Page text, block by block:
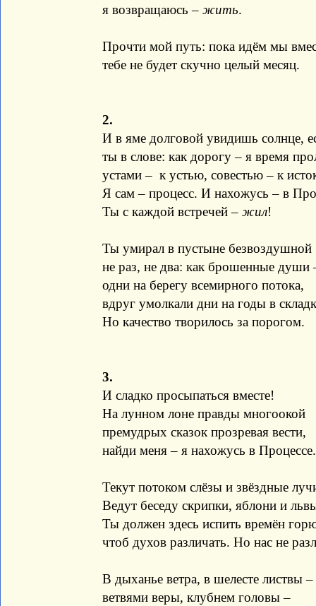
я возвращаюсь – жить.
Прочти мой путь: пока идём мы
тебе не будет скучно целый месяц.
2.
И в яме долговой увидишь солнце,
ты в слове: как дорогу – я время
устами – к устью, совестью – к
Я сам – процесс. И нахожусь – в
Ты с каждой встречей – жил!
Ты умирал в пустыне безвоздушной
не раз, не два: как брошенные души
одни на берегу всемирного потока,
вдруг умолкали дни на годы в
Но качество творилось за порогом.
3.
И сладко просыпаться вместе!
На лунном лоне правды многоокой
премудрых сказок прозревая вести,
найди меня – я нахожусь в Процессе.
Текут потоком слёзы и звёздные
Ведут беседу скрипки, яблони и
Ты должен здесь испить времён
чтоб духов различать. Но нас не
В дыханье ветра, в шелесте листвы –
ветвями веры, клубнем головы –